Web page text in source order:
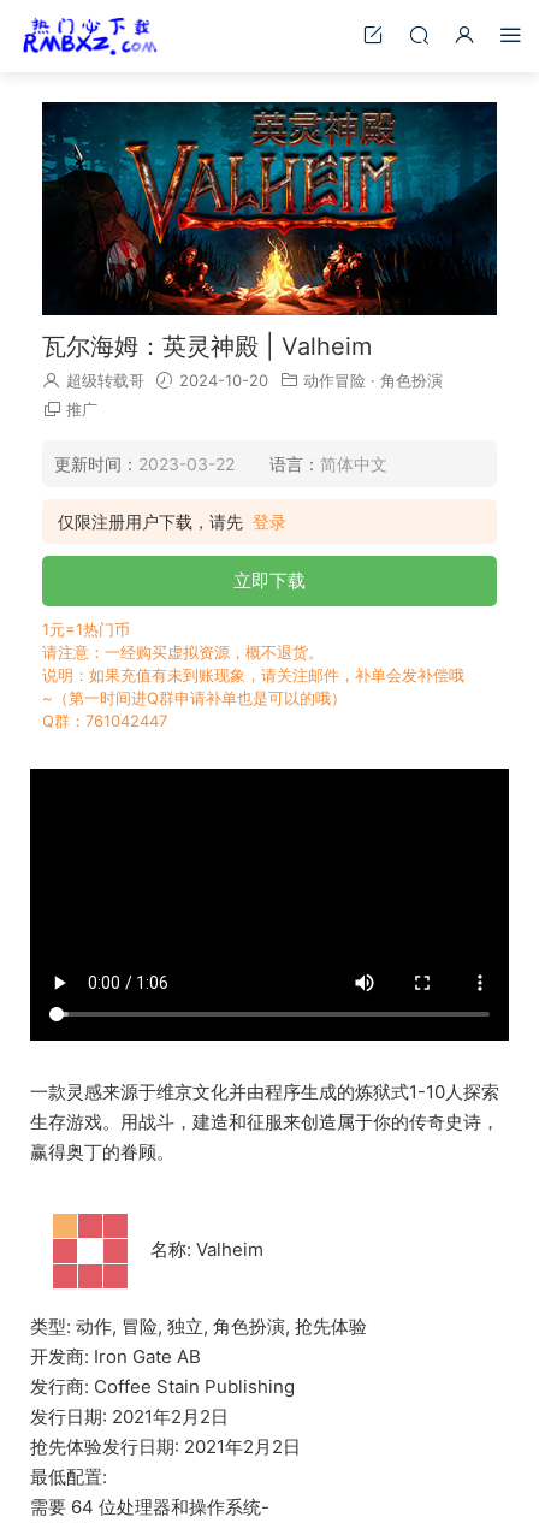
瓦尔海姆：英灵神殿 | Valheim
超级转载哥 2024-10-20 动作冒险 · 角色扮演
推广
更新时间： 2023-03-22 语言： 简体中文
仅限注册用户下载，请先 登录
立即下载
1元=1热门币
请注意：一经购买虚拟资源，概不退货。
说明：如果充值有未到账现象，请关注邮件，补单会发补偿哦
~（第一时间进Q群申请补单也是可以的哦）
Q群：761042447
一款灵感来源于维京文化并由程序生成的炼狱式1-10人探索
生存游戏。用战斗，建造和征服来创造属于你的传奇史诗，
赢得奥丁的眷顾。
名称: Valheim
类型: 动作, 冒险, 独立, 角色扮演, 抢先体验
开发商: Iron Gate AB
发行商: Coffee Stain Publishing
发行日期: 2021年2月2日
抢先体验发行日期: 2021年2月2日
最低配置:
需要 64 位处理器和操作系统-